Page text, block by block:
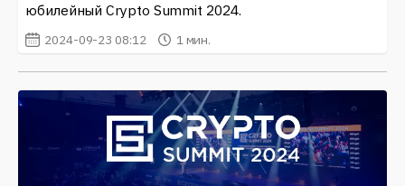
юбилейный Crypto Summit 2024.
2024-09-23 08:12 1 мин.